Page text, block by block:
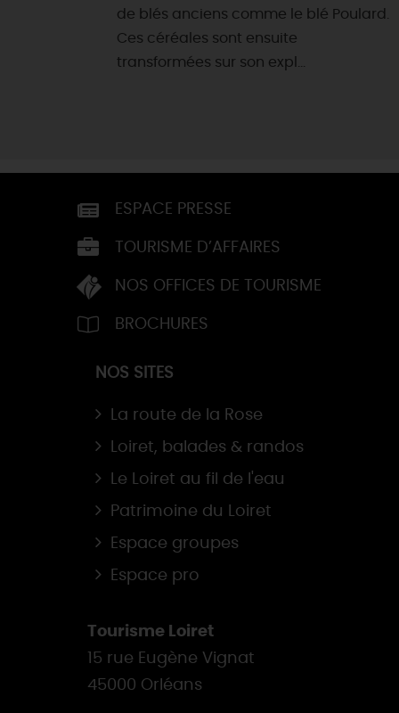
de blés anciens comme le blé Poulard.
Ces céréales sont ensuite
transformées sur son expl...
ESPACE PRESSE
TOURISME D’AFFAIRES
NOS OFFICES DE TOURISME
BROCHURES
NOS SITES
La route de la Rose
Loiret, balades & randos
Le Loiret au fil de l'eau
Patrimoine du Loiret
Espace groupes
Espace pro
Tourisme Loiret
15 rue Eugène Vignat
45000 Orléans